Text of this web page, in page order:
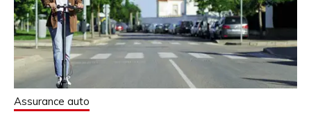
Assurance auto